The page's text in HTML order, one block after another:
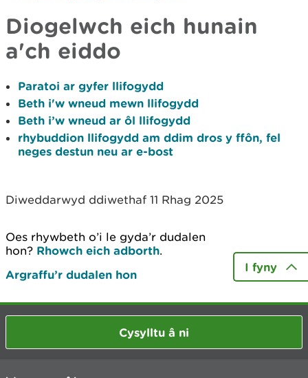
Diogelwch eich hunain
a'ch eiddo
Paratoi ar gyfer llifogydd
Beth i'w wneud mewn llifogydd
Beth i’w wneud ar ôl llifogydd
rhybuddion llifogydd am ddim dros y ffôn, fel
neges destun neu ar e-bost
Diweddarwyd ddiwethaf 11 Rhag 2025
Oes rhywbeth o’i le gyda’r dudalen
hon? Rhowch eich adborth.
Argraffu’r dudalen hon
I fyny
Cysylltu â ni